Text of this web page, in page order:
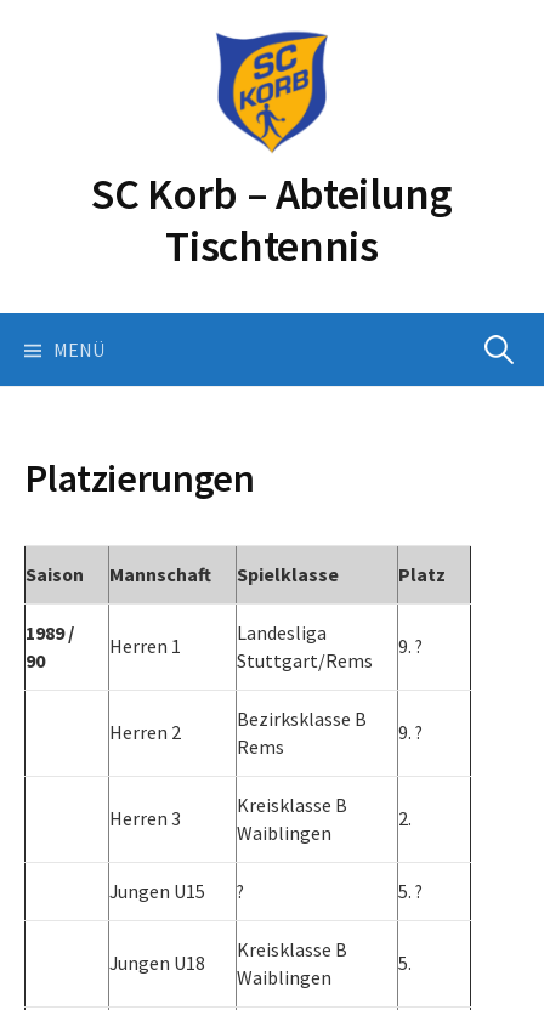
SC Korb – Abteilung
Tischtennis
MENÜ Suchen
Platzierungen
Saison Mannschaft Spielklasse Platz
1989 /
90
Herren 1
Landesliga
Stuttgart/Rems
9. ?
Herren 2
Bezirksklasse B
Rems
9. ?
Herren 3
Kreisklasse B
Waiblingen
2.
Jungen U15 ? 5. ?
Jungen U18
Kreisklasse B
Waiblingen
5.